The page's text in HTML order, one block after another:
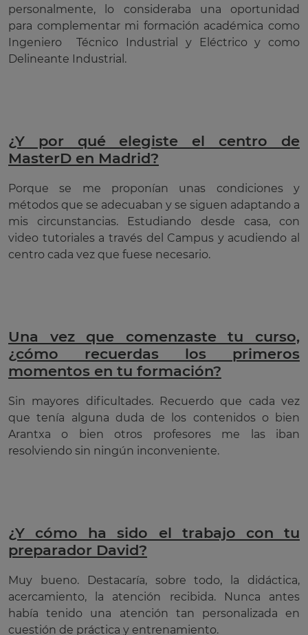
personalmente, lo consideraba una oportunidad
para complementar mi formación académica como
Ingeniero Técnico Industrial y Eléctrico y como
Delineante Industrial.
¿Y por qué elegiste el centro de
MasterD en Madrid?
Porque se me proponían unas condiciones y
métodos que se adecuaban y se siguen adaptando a
mis circunstancias. Estudiando desde casa, con
video tutoriales a través del Campus y acudiendo al
centro cada vez que fuese necesario.
Una vez que comenzaste tu curso,
¿cómo recuerdas los primeros
momentos en tu formación?
Sin mayores dificultades. Recuerdo que cada vez
que tenía alguna duda de los contenidos o bien
Arantxa o bien otros profesores me las iban
resolviendo sin ningún inconveniente.
¿Y cómo ha sido el trabajo con tu
preparador David?
Muy bueno. Destacaría, sobre todo, la didáctica,
acercamiento, la atención recibida. Nunca antes
había tenido una atención tan personalizada en
cuestión de práctica y entrenamiento.